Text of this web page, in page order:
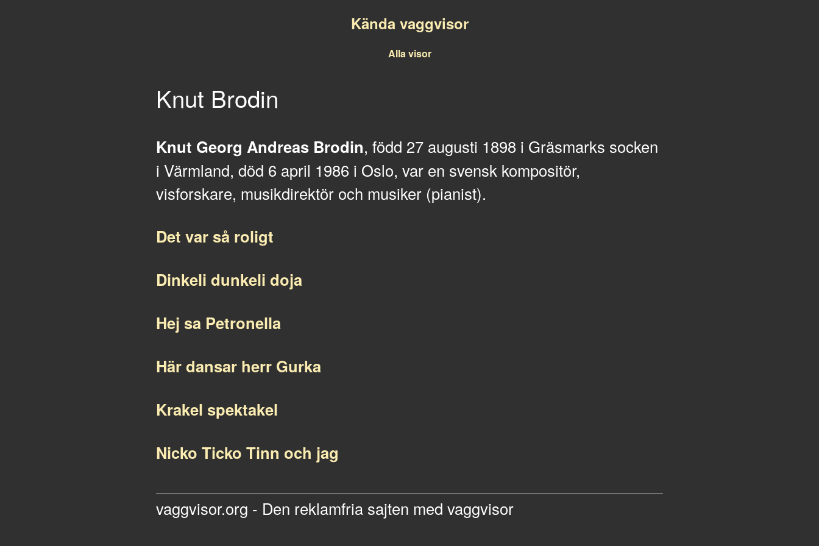
Kända vaggvisor
Alla visor
Knut Brodin
Knut Georg Andreas Brodin, född 27 augusti 1898 i Gräsmarks socken
i Värmland, död 6 april 1986 i Oslo, var en svensk kompositör,
visforskare, musikdirektör och musiker (pianist).
Det var så roligt
Dinkeli dunkeli doja
Hej sa Petronella
Här dansar herr Gurka
Krakel spektakel
Nicko Ticko Tinn och jag
vaggvisor.org - Den reklamfria sajten med vaggvisor